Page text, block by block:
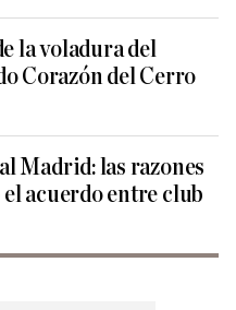
la voladura del
Corazón del Cerro
Madrid: las razones
acuerdo entre club